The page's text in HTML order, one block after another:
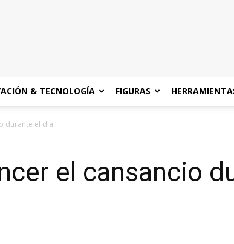
& TECNOLOGÍA FIGURAS
durante el día
el cansancio